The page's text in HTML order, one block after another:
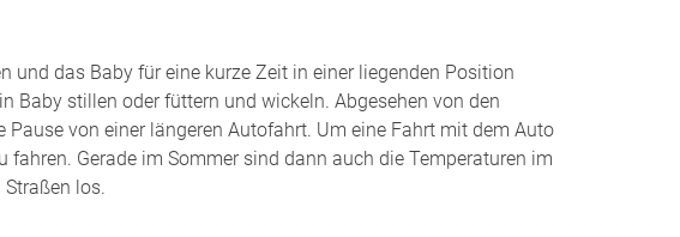
Stillen und Klimawandel
Stillen in der Schwangerschaft
Stillen nach einem Kaiserschnitt
und das Baby für eine kurze Zeit in einer liegenden Position
Baby stillen oder füttern und wickeln. Abgesehen von den
von einer längeren Autofahrt. Um eine Fahrt mit dem Auto
Gerade im Sommer sind dann auch die Temperaturen im
los.